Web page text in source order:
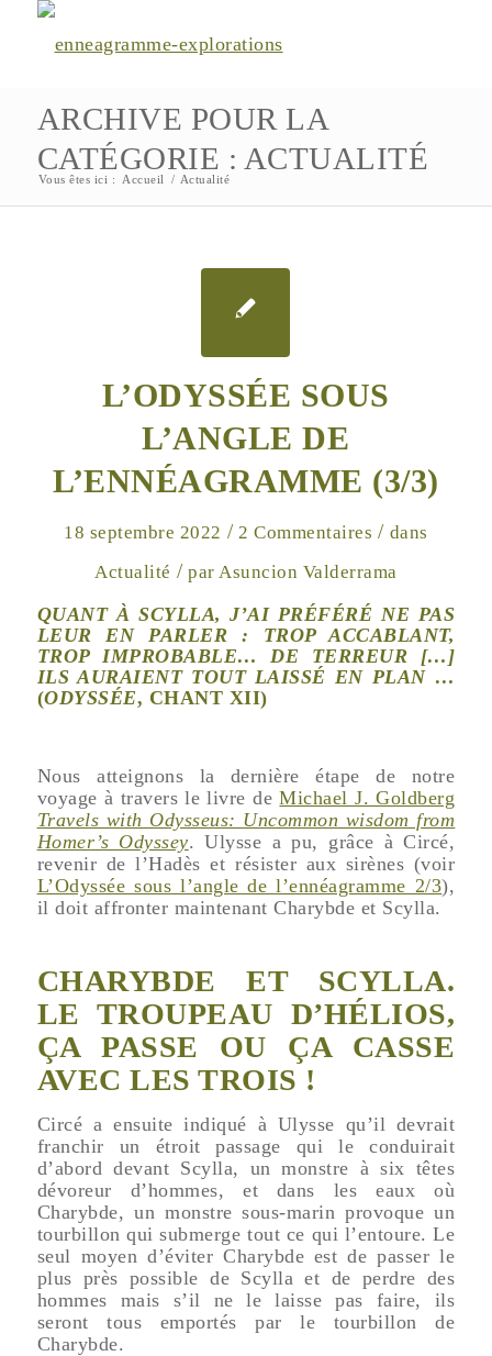
ARCHIVE POUR LA
CATÉGORIE : ACTUALITÉ
Vous êtes ici : Accueil / Actualité
L’ODYSSÉE SOUS
L’ANGLE DE
L’ENNÉAGRAMME (3/3)
18 septembre 2022 / 2 Commentaires / dans
Actualité / parAsuncion Valderrama
QUANT À SCYLLA, J’AI PRÉFÉRÉ NE PAS
LEUR EN PARLER : TROP ACCABLANT,
TROP IMPROBABLE… DE TERREUR […]
ILS AURAIENT TOUT LAISSÉ EN PLAN…
(ODYSSÉE, CHANT XII)
Nous atteignons la dernière étape de notre
voyage à travers le livre deMichael J. Goldberg
Travels with Odysseus: Uncommon wisdom from
Homer’s Odyssey. Ulysse a pu, grâce à Circé,
revenir de l’Hadès et résister aux sirènes (voir
L’Odyssée sous l’angle de l’ennéagramme 2/3),
il doit affronter maintenant Charybde et Scylla.
CHARYBDE ET SCYLLA.
LE TROUPEAU D’HÉLIOS,
ÇA PASSE OU ÇA CASSE
AVEC LES TROIS !
Circé a ensuite indiqué à Ulysse qu’il devrait
franchir un étroit passage qui le conduirait
d’abord devant Scylla, un monstre à six têtes
dévoreur d’hommes, et dans les eaux où
Charybde, un monstre sous-marin provoque un
tourbillon qui submerge tout ce qui l’entoure. Le
seul moyen d’éviter Charybde est de passer le
plus près possible de Scylla et de perdre des
hommes mais s’il ne le laisse pas faire, ils
seront tous emportés par le tourbillon de
Charybde.